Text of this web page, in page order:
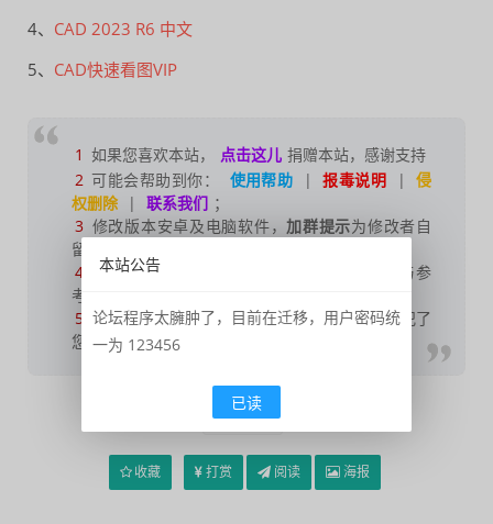
4、 CAD 2023 R6 中文
5、 CAD快速看图VIP
1 如果您喜欢本站， 点击这儿 捐赠本站，感谢支持
2 可能会帮助到你： 使用帮助 | 报毒说明 |
侵
权删除
| 联系我们 ；
3 修改版本安卓及电脑软件，加群提示为修改者自
留，
4
本网站部分资源来源于网络，仅供大家学习与参
考，请于下载后24小时内删除；
5 若作商业用途，请联系原作者授权，若本站侵犯了
您的权益请联系站长进行删除处理；
CAD全家桶
收藏 打赏 阅读 海报
本站公告
论坛程序太臃肿了，目前在迁移，用户密码统
一为 123456
已读